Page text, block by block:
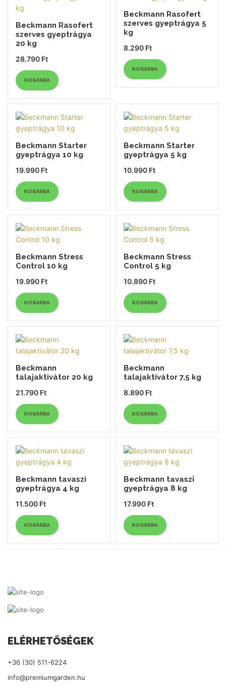
Beckmann Rasofert
szerves gyeptrágya
20 kg
28.790 Ft
KOSÁRBA
Beckmann Rasofert
szerves gyeptrágya 5
kg
8.290 Ft
KOSÁRBA
Beckmann Starter
gyeptrágya 10 kg
19.990 Ft
KOSÁRBA
Beckmann Starter
gyeptrágya 5 kg
10.990 Ft
KOSÁRBA
Beckmann Stress
Control 10 kg
19.990 Ft
KOSÁRBA
Beckmann Stress
Control 5 kg
10.890 Ft
KOSÁRBA
Beckmann
talajaktivátor 20 kg
21.790 Ft
KOSÁRBA
Beckmann
talajaktivátor 7,5 kg
8.890 Ft
KOSÁRBA
Beckmann tavaszi
gyeptrágya 4 kg
11.500 Ft
KOSÁRBA
Beckmann tavaszi
gyeptrágya 8 kg
17.990 Ft
KOSÁRBA
ELÉRHETŐSÉGEK
+36 (30) 511-6224
info@premiumgarden.hu